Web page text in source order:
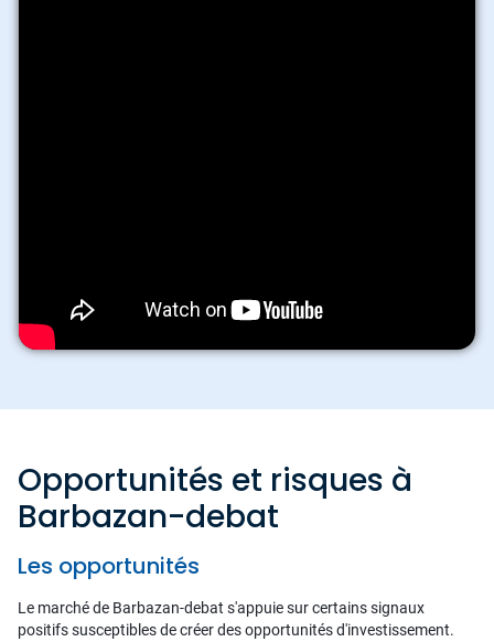
Opportunités et risques à
Barbazan-debat
Les opportunités
Le marché de Barbazan-debat s'appuie sur certains signaux
positifs susceptibles de créer des opportunités d'investissement.